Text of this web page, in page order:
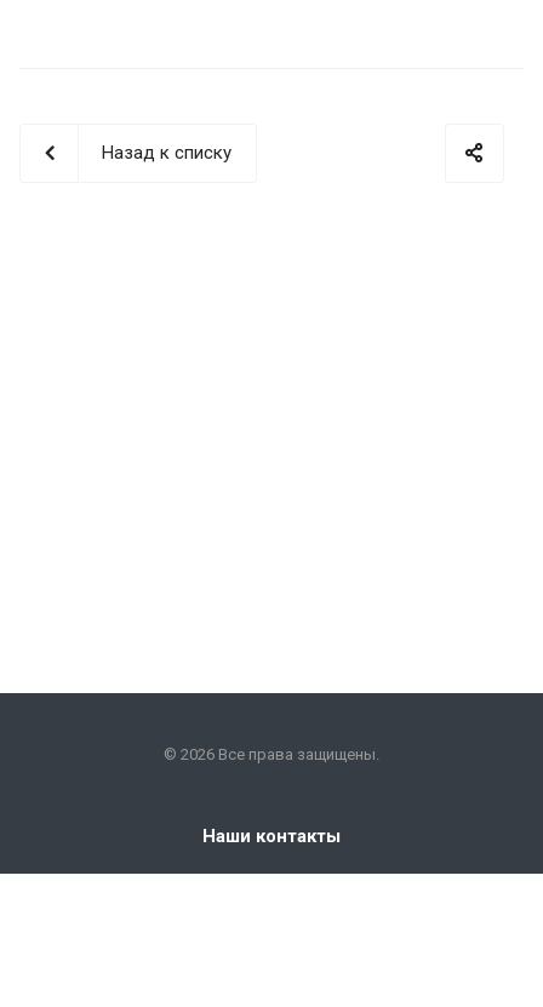
Назад к списку
© 2026 Все права защищены.
Наши контакты